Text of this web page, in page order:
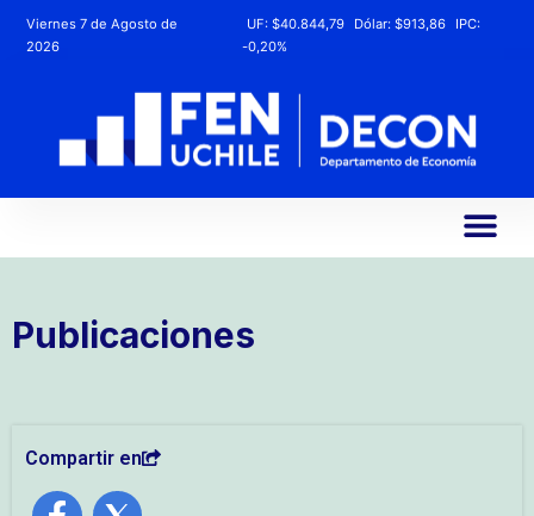
Viernes 7 de Agosto de
2026
UF: $40.844,79 Dólar: $913,86
IPC:
-0,20%
Publicaciones
Compartir en